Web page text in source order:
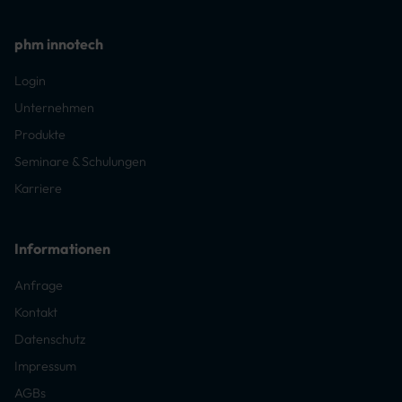
phm innotech
Login
Unternehmen
Produkte
Seminare & Schulungen
Karriere
Informationen
Anfrage
Kontakt
Datenschutz
Impressum
AGBs